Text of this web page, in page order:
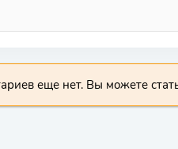
еще нет. Вы можете